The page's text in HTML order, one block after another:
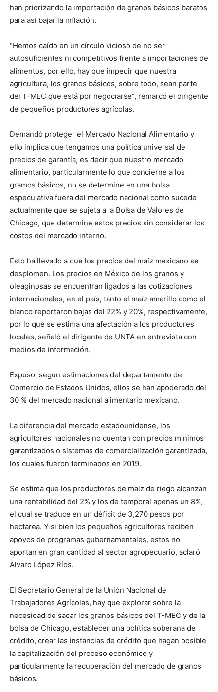
han priorizando la importación de granos básicos baratos
para así bajar la inflación.
“Hemos caído en un círculo vicioso de no ser
autosuficientes ni competitivos frente a importaciones de
alimentos, por ello, hay que impedir que nuestra
agricultura, los granos básicos, sobre todo, sean parte
del T-MEC que está por negociarse”, remarcó el dirigente
de pequeños productores agrícolas.
Demandó proteger el Mercado Nacional Alimentario y
ello implica que tengamos una política universal de
precios de garantía, es decir que nuestro mercado
alimentario, particularmente lo que concierne a los
gramos básicos, no se determine en una bolsa
especulativa fuera del mercado nacional como sucede
actualmente que se sujeta a la Bolsa de Valores de
Chicago, que determine estos precios sin considerar los
costos del mercado interno.
Esto ha llevado a que los precios del maíz mexicano se
desplomen. Los precios en México de los granos y
oleaginosas se encuentran ligados a las cotizaciones
internacionales, en el país, tanto el maíz amarillo como el
blanco reportaron bajas del 22% y 20%, respectivamente,
por lo que se estima una afectación a los productores
locales, señaló el dirigente de UNTA en entrevista con
medios de información.
Expuso, según estimaciones del departamento de
Comercio de Estados Unidos, ellos se han apoderado del
30 % del mercado nacional alimentario mexicano.
La diferencia del mercado estadounidense, los
agricultores nacionales no cuentan con precios mínimos
garantizados o sistemas de comercialización garantizada,
los cuales fueron terminados en 2019.
Se estima que los productores de maíz de riego alcanzan
una rentabilidad del 2% y los de temporal apenas un 8%,
el cual se traduce en un déficit de 3,270 pesos por
hectárea. Y si bien los pequeños agricultores reciben
apoyos de programas gubernamentales, estos no
aportan en gran cantidad al sector agropecuario, aclaró
Álvaro López Ríos.
El Secretario General de la Unión Nacional de
Trabajadores Agrícolas, hay que explorar sobre la
necesidad de sacar los granos básicos del T-MEC y de la
bolsa de Chicago, establecer una política soberana de
crédito, crear las instancias de crédito que hagan posible
la capitalización del proceso económico y
particularmente la recuperación del mercado de granos
básicos.